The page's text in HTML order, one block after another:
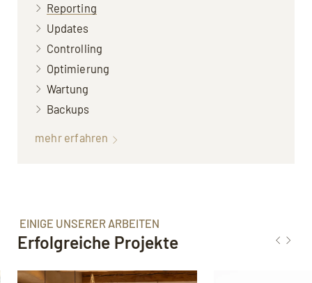
Reporting
Updates
Controlling
Optimierung
Wartung
Backups
mehr erfahren
EINIGE UNSERER ARBEITEN
Erfolgreiche Projekte